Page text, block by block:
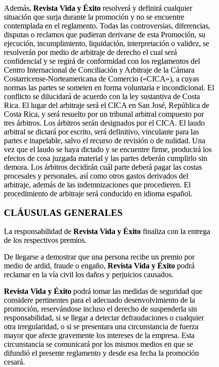
Además, Revista Vida y Éxito resolverá y definirá cualquier
situación que surja durante la promoción y no se encuentre
contemplada en el reglamento. Todas las controversias, diferencias,
disputas o reclamos que pudieran derivarse de esta Promoción, su
ejecución, incumplimiento, liquidación, interpretación o validez, se
resolverán por medio de arbitraje de derecho el cual será
confidencial y se regirá de conformidad con los reglamentos del
Centro Internacional de Conciliación y Arbitraje de la Cámara
Costarricense-Norteamericana de Comercio («CICA»), a cuyas
normas las partes se someten en forma voluntaria e incondicional. El
conflicto se dilucidará de acuerdo con la ley sustantiva de Costa
Rica. El lugar del arbitraje será el CICA en San José, República de
Costa Rica, y será resuelto por un tribunal arbitral compuesto por
tres árbitros. Los árbitros serán designados por el CICA. El laudo
arbitral se dictará por escrito, será definitivo, vinculante para las
partes e inapelable, salvo el recurso de revisión o de nulidad. Una
vez que el laudo se haya dictado y se encuentre firme, producirá los
efectos de cosa juzgada material y las partes deberán cumplirlo sin
demora. Los árbitros decidirán cuál parte deberá pagar las costas
procesales y personales, así como otros gastos derivados del
arbitraje, además de las indemnizaciones que procedieren. El
procedimiento de arbitraje será conducido en idioma español.
CLÁUSULAS GENERALES
La responsabilidad de Revista Vida y Éxito finaliza con la entrega
de los respectivos premios.
De llegarse a demostrar que una persona recibe un premio por
medio de ardid, fraude o engaño, Revista Vida y Éxito podrá
reclamar en la vía civil los daños y perjuicios causados.
Revista Vida y Éxito podrá tomar las medidas de seguridad que
considere pertinentes para el adecuado desenvolvimiento de la
promoción, reservándose incluso el derecho de suspenderla sin
responsabilidad, si se llegar a detectar defraudaciones o cualquier
otra irregularidad, o si se presentara una circunstancia de fuerza
mayor que afecte gravemente los intereses de la empresa. Esta
circunstancia se comunicará por los mismos medios en que se
difundió el presente reglamento y desde esa fecha la promoción
cesará.